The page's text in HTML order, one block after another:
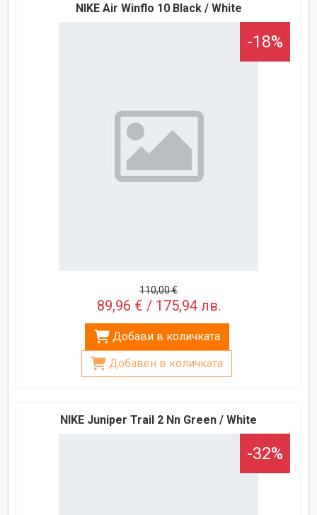
NIKE Air Winflo 10 Black / White
-18%
110,00 €
89,96 € / 175,94 лв.
Добави в количката
Добавен в количката
NIKE Juniper Trail 2 Nn Green / White
-32%